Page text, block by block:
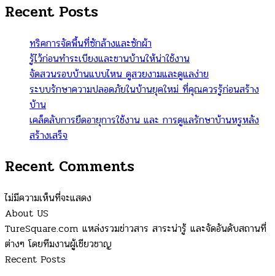
Recent Posts
ทริคการจัดพื้นที่ซักล้างและซักผ้า
รู้ไว้ก่อนทำระเบียงและชานบ้านให้น่าใช้งาน
จัดสวนรอบบ้านแบบไหน ดูสวยงามและดูแลง่าย
ระบบรักษาความปลอดภัยในบ้านยุคใหม่ ที่คุณควรรู้ก่อนสร้าง
บ้าน
เคล็ดลับการยืดอายุการใช้งาน และ การดูแลรักษาบ้านหรูหลัง
สร้างเสร็จ
Recent Comments
ไม่มีความเห็นที่จะแสดง
About US
TureSquare.com แหล่งรวมข่าวสาร สาระน่ารู้ และจัดอันดับสถานที่
ต่างๆ โดยทีมงานผู้เชียวชาญ
Recent Posts